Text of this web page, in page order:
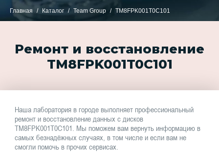
Главная Каталог Team Group TM8FPK001T0C101
Ремонт и восстановление
TM8FPK001T0C101
Наша лаборатория в городе выполняет профессиональный
ремонт и восстановление данных с дисков
TM8FPK001T0C101. Мы поможем вам вернуть информацию в
самых безнадёжных случаях, в том числе и если вам не
смогли помочь в прочих сервисах.